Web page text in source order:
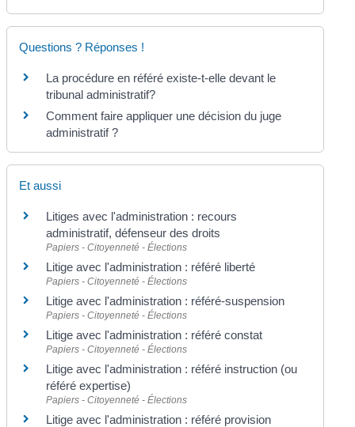
Questions ? Réponses !
La procédure en référé existe-t-elle devant le
tribunal administratif?
Comment faire appliquer une décision du juge
administratif ?
Et aussi
Litiges avec l'administration : recours
administratif, défenseur des droits
Papiers - Citoyenneté - Élections
Litige avec l'administration : référé liberté
Papiers - Citoyenneté - Élections
Litige avec l'administration : référé-suspension
Papiers - Citoyenneté - Élections
Litige avec l'administration : référé constat
Papiers - Citoyenneté - Élections
Litige avec l'administration : référé instruction (ou
référé expertise)
Papiers - Citoyenneté - Élections
Litige avec l'administration : référé provision